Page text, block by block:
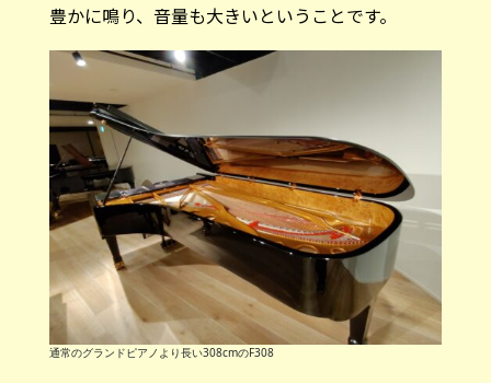
通常のグランドピアノより長い308cmのF308